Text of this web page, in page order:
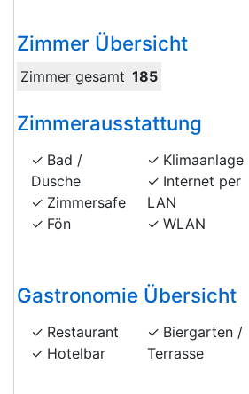
Zimmer Übersicht
Zimmer gesamt 185
Zimmerausstattung
Bad /
Dusche
Zimmersafe
Fön
Klimaanlage
Internet per
LAN
WLAN
Gastronomie Übersicht
Restaurant
Hotelbar
Biergarten /
Terrasse